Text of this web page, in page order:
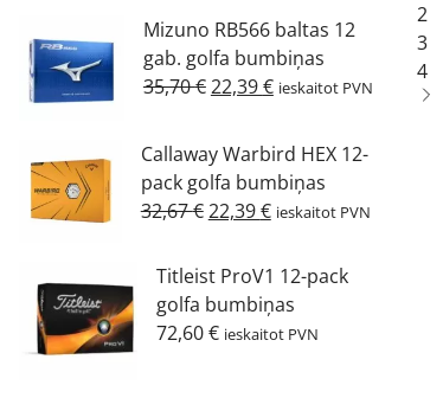
1234,20 €. 957,11 €.
Mizuno RB566 baltas 12
gab. golfa bumbiņas
35,70€Original
was:
35,70 €.
22,39€Current
is:
22,39 €.
ieskaitot PVN
Callaway Warbird HEX 12-
pack golfa bumbiņas
32,67€ Original
was:
32,67 €.
22,39€Current
is:
22,39 €.
ieskaitot PVN
Titleist ProV1 12-pack
golfa bumbiņas
72,60€ ieskaitot PVN
2
3
4